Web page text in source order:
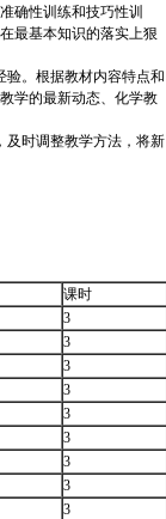
确性训练和技巧性训
最基本知识的落实上狠
验。根据教材内容特点和
学的最新动态、化学教
及时调整教学方法，将新
课时
3
3
3
3
3
3
3
3
3